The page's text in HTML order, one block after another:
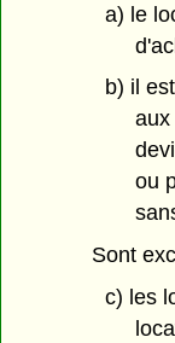
a) le
b) il
aux
ou
Sont
c) les